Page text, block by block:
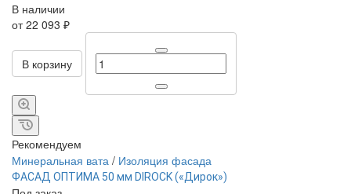
В наличии
от 22 093 ₽
В корзину
Рекомендуем
Минеральная вата / Изоляция фасада
ФАСАД ОПТИМА 50 мм DIROCK («Дирок»)